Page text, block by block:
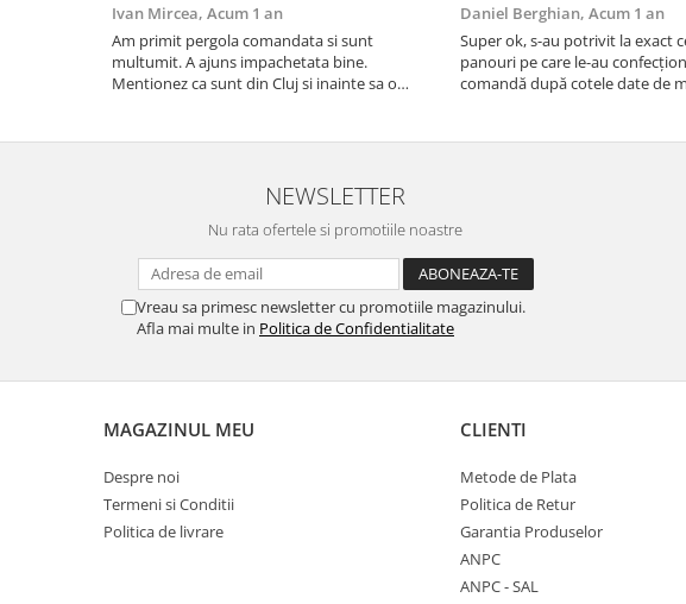
Ivan Mircea, Acum 1 an
Am primit pergola comandata si sunt
multumit. A ajuns impachetata bine.
Mentionez ca sunt din Cluj si inainte sa o
din aluminiu foarte subtiri si eu doream sa o...
Daniel Berghian, Acum 1 an
Super ok, s-au potrivit la exact
panouri pe care le-au
comandă după cotele date de
corespunzătoare,dialogul
NEWSLETTER
Nu rata ofertele si promotiile noastre
Vreau sa primesc newsletter cu promotiile magazinului.
Afla mai multe in Politica de Confidentialitate
MAGAZINUL MEU
Despre noi
Termeni si Conditii
Politica de livrare
CLIENTI
Metode de Plata
Politica de Retur
Garantia Produselor
ANPC
ANPC - SAL